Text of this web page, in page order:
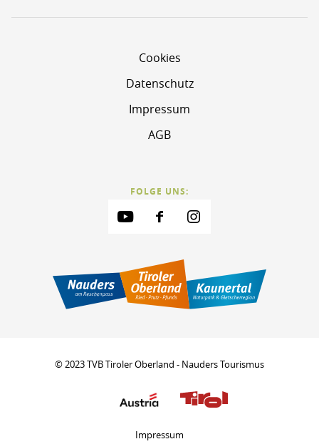
Cookies
Datenschutz
Impressum
AGB
FOLGE UNS:
© 2023 TVB Tiroler Oberland - Nauders Tourismus
Impressum